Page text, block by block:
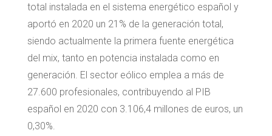
total instalada en el sistema energético español y
aportó en 2020 un 21% de la generación total,
siendo actualmente la primera fuente energética
del mix, tanto en potencia instalada como en
generación. El sector eólico emplea a más de
27.600 profesionales, contribuyendo al PIB
español en 2020 con 3.106,4 millones de euros, un
0,30%.